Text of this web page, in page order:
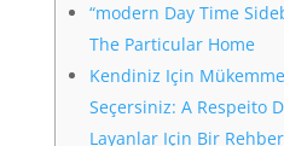
“modern Day Time
The Particular Home
Kendiniz Için
Seçersiniz: A Respeito
Layanlar Için Bir Rehber